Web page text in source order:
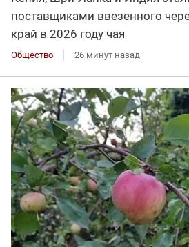
поставщиками ввезенного
край в 2026 году чая
Общество 26 минут назад